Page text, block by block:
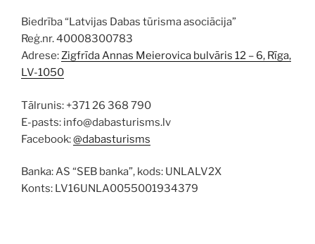
Biedrība “Latvijas Dabas tūrisma asociācija”
Reģ.nr. 40008300783
Adrese:Zigfrīda Annas Meierovica bulvāris 12 – 6, Rīga,
LV-1050
Tālrunis: +371 26 368 790
E-pasts: info@dabasturisms.lv
Facebook:@dabasturisms
Banka: AS “SEB banka”, kods: UNLALV2X
Konts: LV16UNLA0055001934379